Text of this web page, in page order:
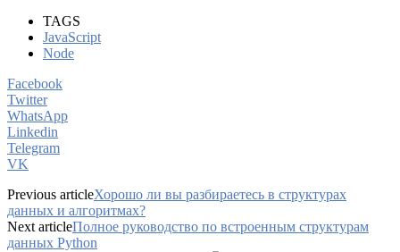
TAGS
JavaScript
Node
Facebook
Twitter
WhatsApp
Linkedin
Telegram
VK
Previous articleХорошо ли вы разбираетесь в структурах
данных и алгоритмах?
Next articleПолное руководство по встроенным структурам
данных Python